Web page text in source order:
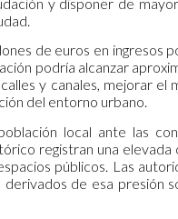
de euros en ingresos
podría alcanzar
y canales, mejorar el
del entorno urbano.
local ante las
registran una
públicos. Las
de esa presión